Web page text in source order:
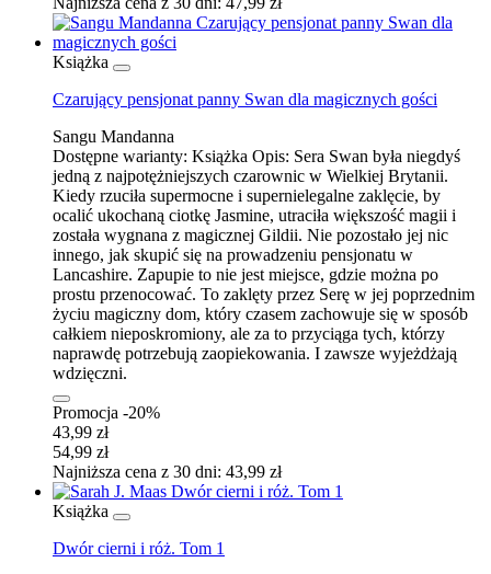
Książka
Czarujący pensjonat panny Swan dla magicznych gości
Sangu Mandanna
Dostępne warianty: Książka Opis: Sera Swan była niegdyś
jedną z najpotężniejszych czarownic w Wielkiej Brytanii.
Kiedy rzuciła supermocne i supernielegalne zaklęcie, by
ocalić ukochaną ciotkę Jasmine, utraciła większość magii i
została wygnana z magicznej Gildii. Nie pozostało jej nic
innego, jak skupić się na prowadzeniu pensjonatu w
Lancashire. Zapupie to nie jest miejsce, gdzie można po
prostu przenocować. To zaklęty przez Serę w jej poprzednim
życiu magiczny dom, który czasem zachowuje się w sposób
całkiem nieposkromiony, ale za to przyciąga tych, którzy
naprawdę potrzebują zaopiekowania. I zawsze wyjeżdżają
wdzięczni.
Promocja -20%
43,99 zł
54,99 zł
Najniższa cena z 30 dni: 43,99 zł
Książka
Dwór cierni i róż. Tom 1